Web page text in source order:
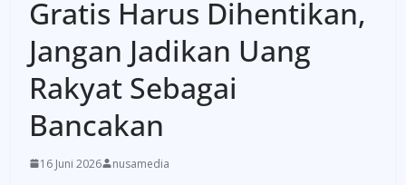
Gratis Harus Dihentikan,
Jangan Jadikan Uang
Rakyat Sebagai
Bancakan
16 Juni 2026 nusamedia